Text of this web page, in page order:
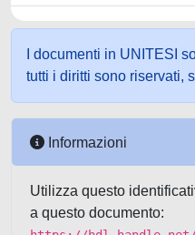
I documenti in UNITESI
tutti i diritti sono riservati,
Informazioni
Utilizza questo
a questo documento: